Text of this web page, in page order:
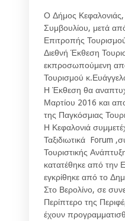
Ο Δήμος
Συμβουλίου, μετά
Επιτροπής
Διεθνή Έκθεση
εκπροσωπούμενη
Τουρισμού
Η Έκθεση θα
Μαρτίου 2016 και
της Παγκόσμιας
Η Κεφαλονιά
Ταξιδιωτικά Forum
Τουριστικής
κατατέθηκε από την
εγκρίθηκε από το
Στο Βερολίνο, σε
Περίπτερο της
έχουν